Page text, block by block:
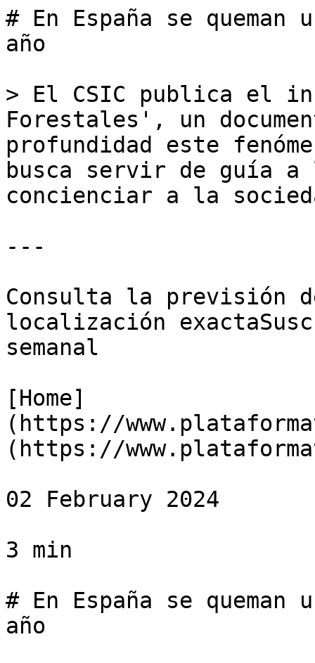
# En España se queman
año
> El CSIC publica el
Forestales', un
profundidad este
busca servir de guía
concienciar a la
---
Consulta la previsión
localización
semanal
[Home]
(https://
(https://
02 February 2024
3 min
# En España se queman
año